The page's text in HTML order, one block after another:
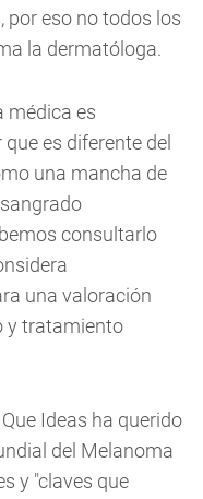
por eso no todos los
la dermatóloga.
médica es
es diferente del
una mancha de
consultarlo
una valoración
y tratamiento
Ideas ha querido
del Melanoma
y "claves que